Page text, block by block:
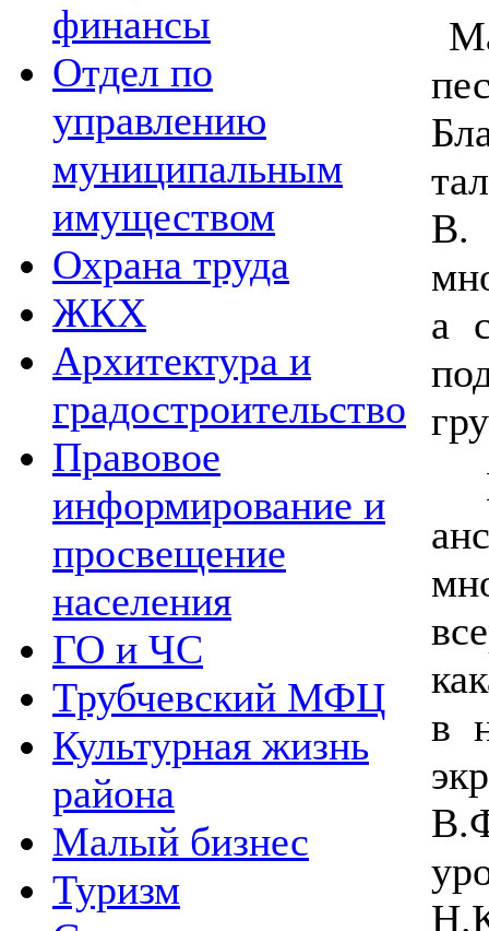
финансы
Отдел по
управлению
муниципальным
имуществом
Охрана труда
ЖКХ
Архитектура и
градостроительство
Правовое
информирование и
просвещение
населения
ГО и ЧС
Трубчевский МФЦ
Культурная жизнь
района
Малый бизнес
Туризм
а
в